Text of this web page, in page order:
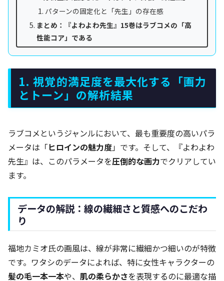
パターンの固定化と「先生」の存在感
まとめ：『よわよわ先生』15巻はラブコメの「高
性能コア」である
1. 視覚的満足度を最大化する「画力
とトーン」の解析結果
ラブコメというジャンルにおいて、最も重要度の高いパラ
メータは「ヒロインの魅力度」です。そして、『よわよわ
先生』は、このパラメータを圧倒的な画力でクリアしてい
ます。
データの解説：線の繊細さと質感へのこだわ
り
福地カミオ氏の画風は、線が非常に繊細かつ細いのが特徴
です。ワタシのデータによれば、特に女性キャラクターの
髪の毛一本一本や、 肌の柔らかさを表現するのに最適な描